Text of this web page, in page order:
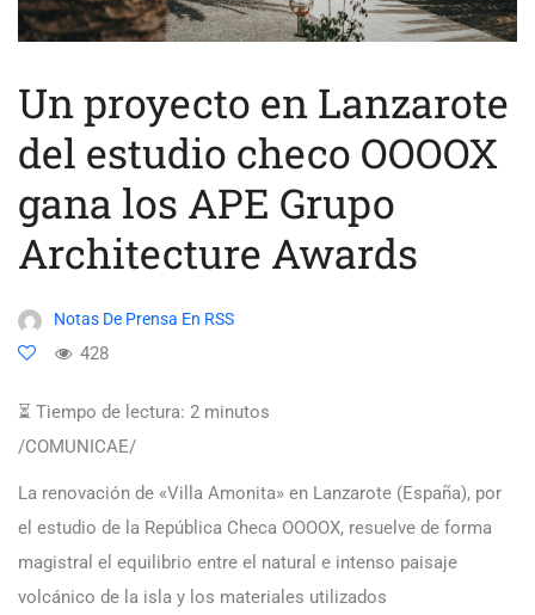
Un proyecto en Lanzarote
del estudio checo OOOOX
gana los APE Grupo
Architecture Awards
Notas De Prensa En RSS
428
⏳ Tiempo de lectura: 2 minutos
/COMUNICAE/
La renovación de «Villa Amonita» en Lanzarote (España), por
el estudio de la República Checa OOOOX, resuelve de forma
magistral el equilibrio entre el natural e intenso paisaje
volcánico de la isla y los materiales utilizados